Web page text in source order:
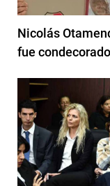
Nicolás
fue